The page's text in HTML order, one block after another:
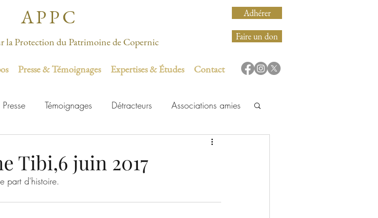
APPC
la Protection du Patrimoine de Copernic
Adhérer
Faire un don
Presse & Témoignages Expertises & Études Contact
Presse Témoignages Détracteurs Associations amies
Tibi,6 juin 2017
part d'histoire.